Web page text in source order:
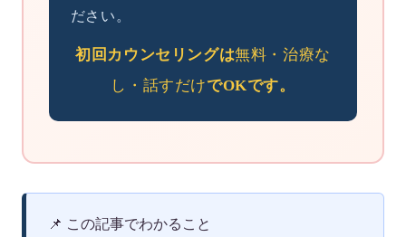
ださい。
初回カウンセリングは無料・治療な
し・話すだけでOKです。
📌 この記事でわかること